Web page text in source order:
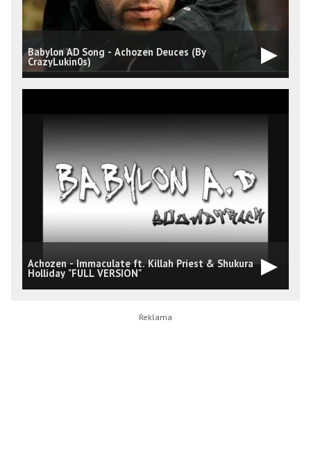
Babylon AD Song - Achozen Deuces (By
CrazyLukin0s)
Achozen - Immaculate ft. Killah Priest & Shukura
Holliday "FULL VERSION"